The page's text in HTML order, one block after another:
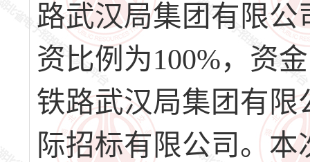
路武汉局集团有限
资比例为100%，资
铁路武汉局集团有
际招标有限公司。